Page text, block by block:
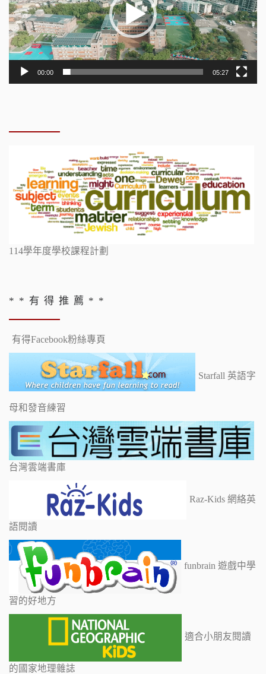
器
00:00 05:27
114學年度學校課程計劃
* * 有 得 推 薦 * *
有得Facebook粉絲專頁
Starfall 英語字
母和發音練習
台灣雲端書庫
Raz-Kids 網絡英
語閱讀
funbrain 遊戲中學
習的好地方
適合小朋友閱讀
的國家地理雜誌